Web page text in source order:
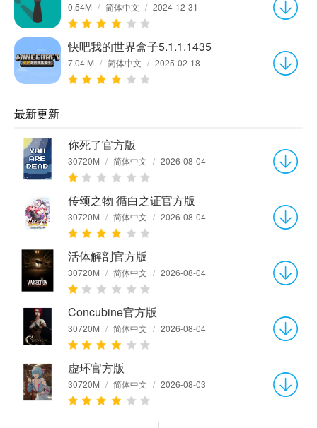
0.54M / 简体中文 / 2024-12-31
快吧我的世界盒子5.1.1.1435
7.04 M / 简体中文 / 2025-02-18
最新更新
你死了官方版
30720M / 简体中文 / 2026-08-04
传颂之物 循白之证官方版
30720M / 简体中文 / 2026-08-04
活体解剖官方版
30720M / 简体中文 / 2026-08-04
Concubine官方版
30720M / 简体中文 / 2026-08-04
虚环官方版
30720M / 简体中文 / 2026-08-03